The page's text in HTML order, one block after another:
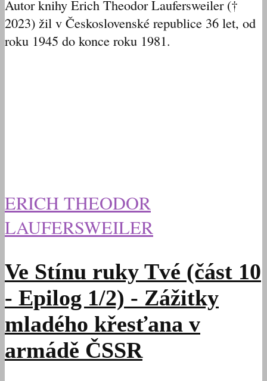
Autor knihy Erich Theodor Laufersweiler (†
2023) žil v Československé republice 36 let, od
roku 1945 do konce roku 1981.
ERICH THEODOR
LAUFERSWEILER
Ve Stínu ruky Tvé (část 10
- Epilog 1/2) - Zážitky
mladého křesťana v
armádě ČSSR